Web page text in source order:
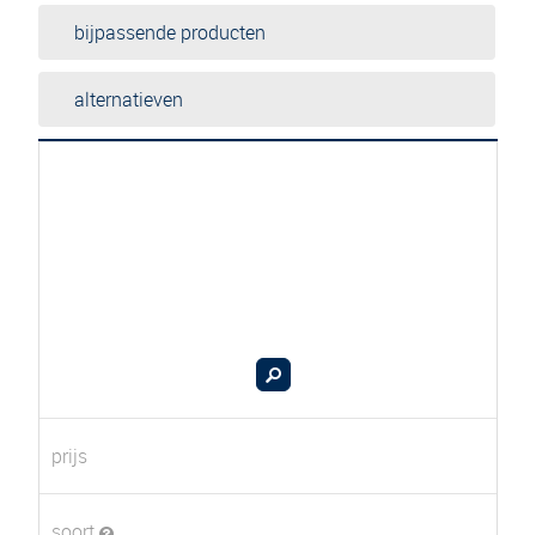
bijpassende producten
alternatieven
prijs